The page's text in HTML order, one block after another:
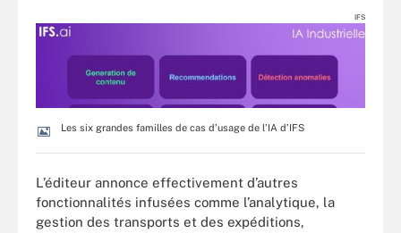
IFS
Les six grandes familles de cas d’usage de l’IA d’IFS
L’éditeur annonce effectivement d’autres
fonctionnalités infusées comme l’analytique, la
gestion des transports et des expéditions,